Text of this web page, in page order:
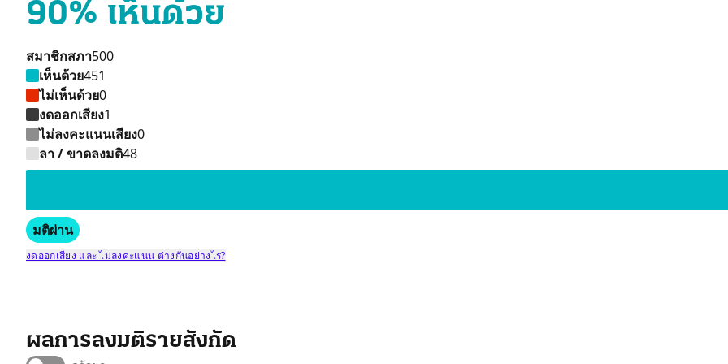
90% เห็นด้วย
สมาชิกสภา500
เห็นด้วย451
ไม่เห็นด้วย0
งดออกเสียง1
ไม่ลงคะแนนเสียง0
ลา / ขาดลงมติ48
มติผ่าน
งดออกเสียง และ ไม่ลงคะแนน ต่างกันอย่างไร?
ผลการลงมติรายสังกัด